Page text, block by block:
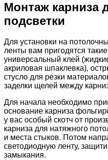
Монтаж карниза
подсветки
Для установки на
ленты вам пригодятся
универсальный клей
акриловая шпаклевка),
стусло для резки
заделки щелей между
Для начала необходимо
основание карниза
у вас особый скотч от
карниза для натяжного
и места стыков. Потом
светодиодную ленту,
замыкания.